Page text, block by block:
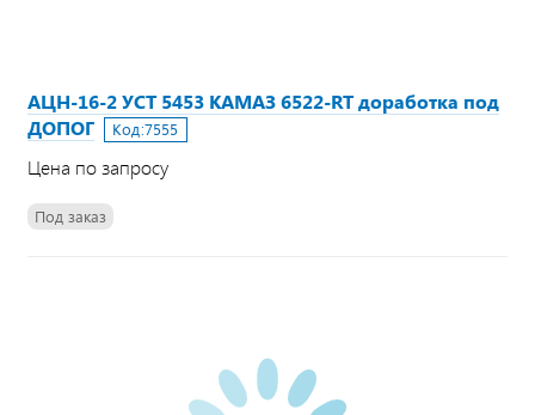
АЦН-16-2 УСТ 5453 КАМАЗ 6522-RТ доработка под
ДОПОГ
Код:7555
Цена по запросу
Под заказ